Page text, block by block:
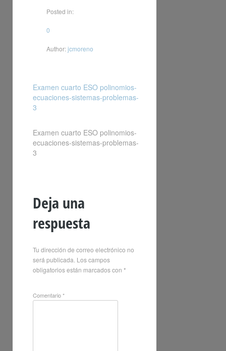
Posted in:
0
Author:jcmoreno
Examen cuarto ESO polinomios-
ecuaciones-sistemas-problemas-
3
Examen cuarto ESO polinomios-
ecuaciones-sistemas-problemas-
3
Deja una
respuesta
Tu dirección de correo electrónico no
será publicada. Los campos
obligatorios están marcados con *
Comentario*